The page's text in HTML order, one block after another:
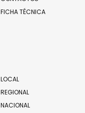
FICHA TÉCNICA
LOCAL
REGIONAL
NACIONAL